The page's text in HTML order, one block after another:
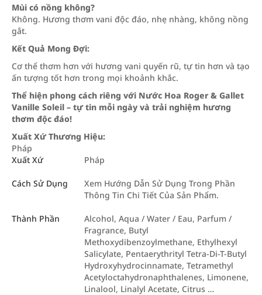
Mùi có nồng không?
Không. Hương thơm vani độc đáo, nhẹ nhàng, không nồng
gắt.
Kết Quả Mong Đợi:
Cơ thể thơm hơn với hương vani quyến rũ, tự tin hơn và tạo
ấn tượng tốt hơn trong mọi khoảnh khắc.
Thể hiện phong cách riêng với Nước Hoa Roger & Gallet
Vanille Soleil – tự tin mỗi ngày và trải nghiệm hương
thơm độc đáo!
Xuất Xứ Thương Hiệu:
Pháp
Xuất Xứ
Pháp
Cách Sử Dụng
Xem Hướng Dẫn Sử Dụng Trong Phần
Thông Tin Chi Tiết Của Sản Phẩm.
Thành Phần
Alcohol, Aqua / Water / Eau, Parfum /
Fragrance, Butyl
Methoxydibenzoylmethane, Ethylhexyl
Salicylate, Pentaerythrityl Tetra-Di-T-Butyl
Hydroxyhydrocinnamate, Tetramethyl
Acetyloctahydronaphthalenes, Limonene,
Linalool, Linalyl Acetate, Citrus …